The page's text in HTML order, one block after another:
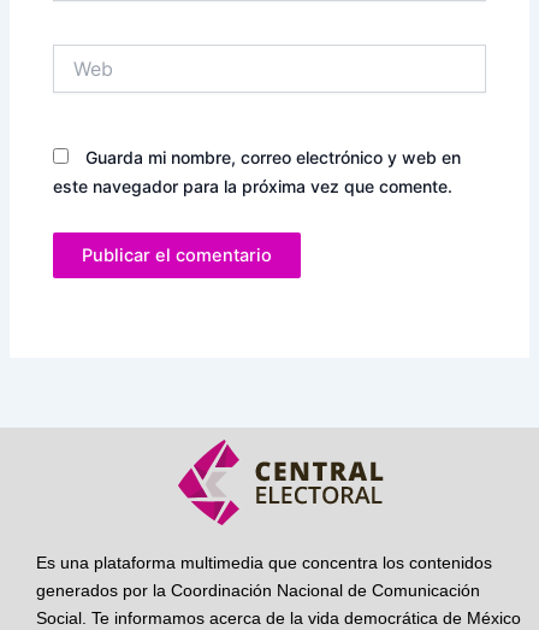
Guarda mi nombre, correo electrónico y web en
este navegador para la próxima vez que comente.
Es una plataforma multimedia que concentra los contenidos
generados por la Coordinación Nacional de Comunicación
Social. Te informamos acerca de la vida democrática de México